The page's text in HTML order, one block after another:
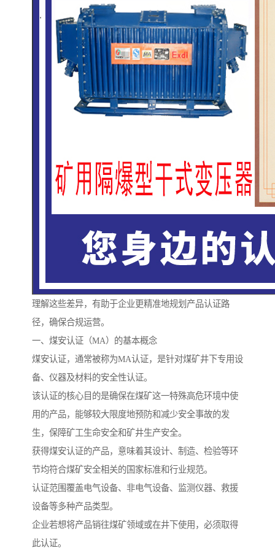
理解这些差异，有助于企业更精准地规划产品认证路
径，确保合规运营。
一、煤安认证（MA）的基本概念
煤安认证，通常被称为MA认证，是针对煤矿井下专用设
备、仪器及材料的安全性认证。
该认证的核心目的是确保在煤矿这一特殊高危环境中使
用的产品，能够较大限度地预防和减少安全事故的发
生，保障矿工生命安全和矿井生产安全。
获得煤安认证的产品，意味着其设计、制造、检验等环
节均符合煤矿安全相关的国家标准和行业规范。
认证范围覆盖电气设备、非电气设备、监测仪器、救援
设备等多种产品类型。
企业若想将产品销往煤矿领域或在井下使用，必须取得
此认证。